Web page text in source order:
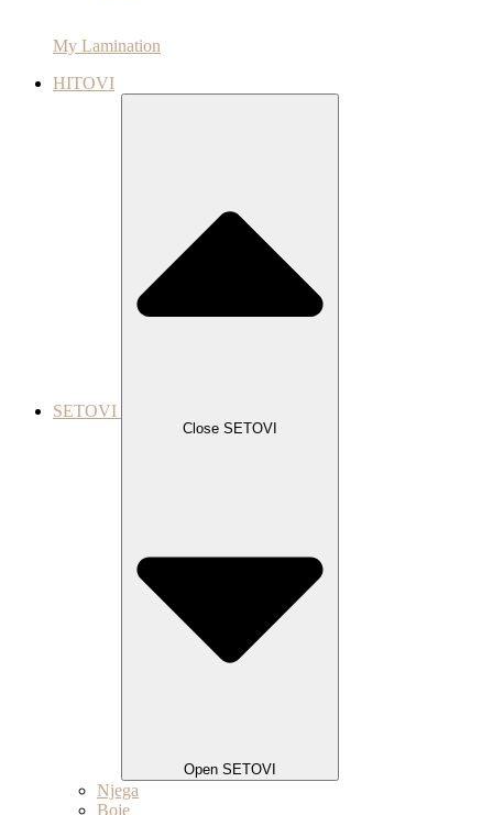
My Lamination
HITOVI
SETOVI
Close SETOVI
Open SETOVI
Njega
Boje